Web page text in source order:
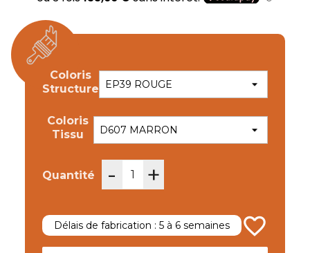
Coloris
Structure
Coloris
Tissu
Quantité - +
Délais de fabrication : 5 à 6 semaines favorite_border